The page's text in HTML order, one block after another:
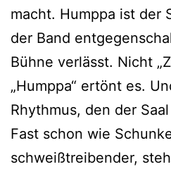
macht. Humppa ist der
der Band
Bühne verlässt. Nicht
„Humppa“ ertönt es.
Rhythmus, den der
Fast schon wie
schweißtreibender,